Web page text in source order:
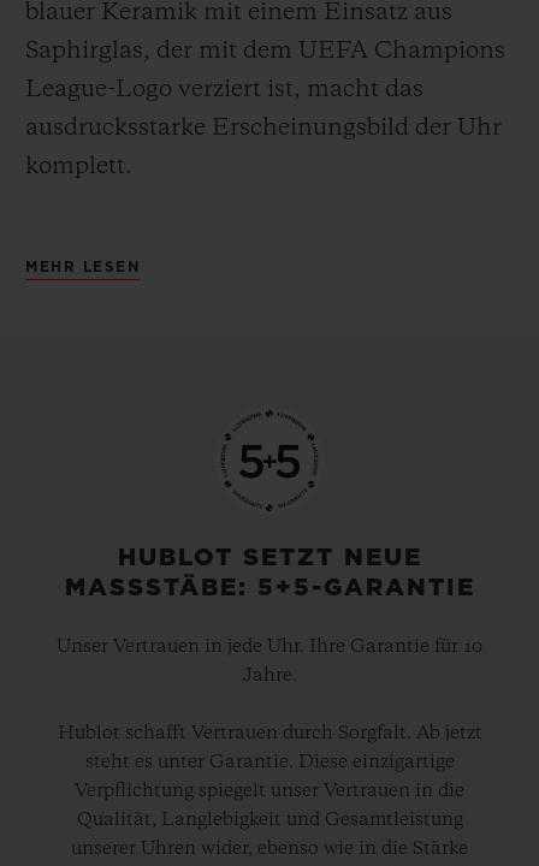
blauer Keramik mit einem Einsatz aus
Saphirglas, der mit dem UEFA Champions
League-Logo verziert ist, macht das
ausdrucksstarke Erscheinungsbild der Uhr
komplett.
erste Schweizer Uhrenmarke, die sich im
Zeitnehmer“ der UEFA Euro 2008 – der
Beginn einer langjährigen Partnerschaft.
Seither hat Hublot bei allen UEFA-
Europameisterschaften die Zeit gemessen.
auch bei dem mit Spannung erwarteten
das erstmals in 12 Gastgeberstädten in ganz
Europa stattfindet.
Und seit 2010 ist Hublot auch „Offizieller
MEHR LESEN
HUBLOT SETZT NEUE
MASSSTÄBE: 5+5-GARANTIE
Unser Vertrauen in jede Uhr. Ihre Garantie für 10
Jahre.
Hublot schafft Vertrauen durch Sorgfalt. Ab jetzt
steht es unter Garantie. Diese einzigartige
Verpflichtung spiegelt unser Vertrauen in die
Qualität, Langlebigkeit und Gesamtleistung
unserer Uhren wider, ebenso wie in die Stärke